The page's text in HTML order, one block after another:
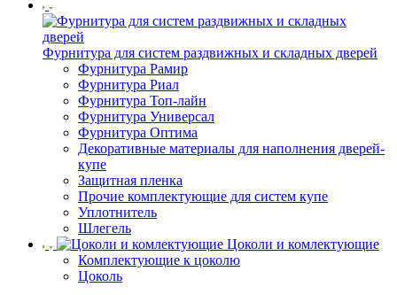
Фурнитура для систем раздвижных и складных дверей
Фурнитура Рамир
Фурнитура Риал
Фурнитура Топ-лайн
Фурнитура Универсал
Фурнитура Оптима
Декоративные материалы для наполнения дверей-
купе
Защитная пленка
Прочие комплектующие для систем купе
Уплотнитель
Шлегель
Цоколи и комлектующие
Комплектующие к цоколю
Цоколь